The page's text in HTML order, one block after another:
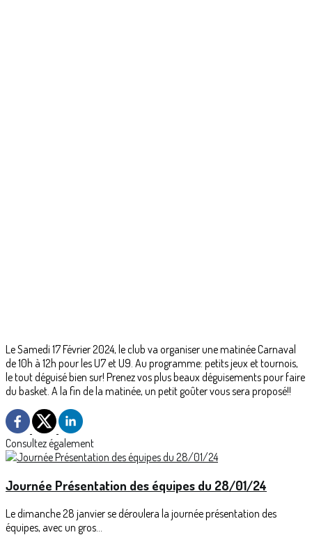
Le Samedi 17 Février 2024, le club va organiser une matinée Carnaval
de 10h à 12h pour les U7 et U9. Au programme: petits jeux et tournois,
le tout déguisé bien sur! Prenez vos plus beaux déguisements pour faire
du basket. A la fin de la matinée, un petit goûter vous sera proposé!!
Consultez également
Journée Présentation des équipes du 28/01/24
Le dimanche 28 janvier se déroulera la journée présentation des
équipes, avec un gros...